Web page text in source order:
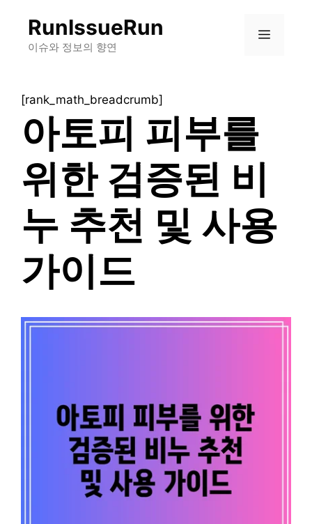
RunIssueRun
이슈와 정보의 향연
메
[rank_math_breadcrumb]
아토피 피부를
위한 검증된 비
누 추천 및 사용
가이드